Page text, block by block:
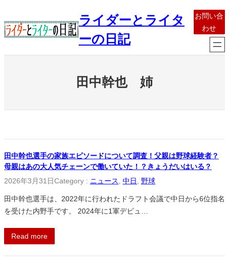
容
を
ライダーとライタ
ーの日記
お問い合
わせ
田中幹也 姉
田中幹也選手の家族エピソードについて調査！父親は野球経験者？
母親はあの大人気チェーンで働いていた！？きょうだいはいる？
2026年3月31日Category : ニュース 中日 野球
田中幹也選手は、2022年に行われたドラフト会議で中日から6位指名
を受けた内野手です。 2024年に1軍デビュ…
Read more